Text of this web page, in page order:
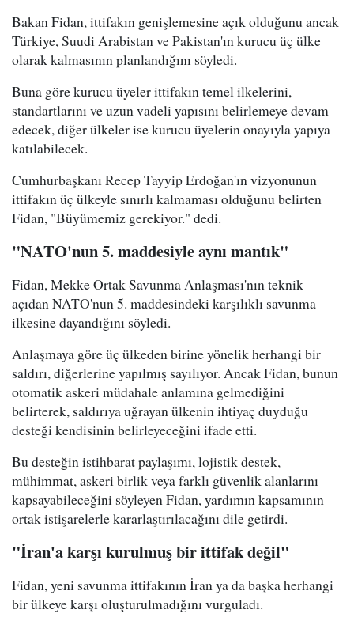
Bakan Fidan, ittifakın genişlemesine açık olduğunu ancak
Türkiye, Suudi Arabistan ve Pakistan'ın kurucu üç ülke
olarak kalmasının planlandığını söyledi.
Buna göre kurucu üyeler ittifakın temel ilkelerini,
standartlarını ve uzun vadeli yapısını belirlemeye devam
edecek, diğer ülkeler ise kurucu üyelerin onayıyla yapıya
katılabilecek.
Cumhurbaşkanı Recep Tayyip Erdoğan'ın vizyonunun
ittifakın üç ülkeyle sınırlı kalmaması olduğunu belirten
Fidan, "Büyümemiz gerekiyor." dedi.
"NATO'nun 5. maddesiyle aynı mantık"
Fidan, Mekke Ortak Savunma Anlaşması'nın teknik
açıdan NATO'nun 5. maddesindeki karşılıklı savunma
ilkesine dayandığını söyledi.
Anlaşmaya göre üç ülkeden birine yönelik herhangi bir
saldırı, diğerlerine yapılmış sayılıyor. Ancak Fidan, bunun
otomatik askeri müdahale anlamına gelmediğini
belirterek, saldırıya uğrayan ülkenin ihtiyaç duyduğu
desteği kendisinin belirleyeceğini ifade etti.
Bu desteğin istihbarat paylaşımı, lojistik destek,
mühimmat, askeri birlik veya farklı güvenlik alanlarını
kapsayabileceğini söyleyen Fidan, yardımın kapsamının
ortak istişarelerle kararlaştırılacağını dile getirdi.
"İran'a karşı kurulmuş bir ittifak değil"
Fidan, yeni savunma ittifakının İran ya da başka herhangi
bir ülkeye karşı oluşturulmadığını vurguladı.